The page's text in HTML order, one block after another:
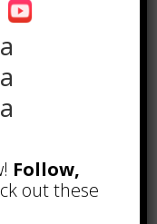
Follow,
out these